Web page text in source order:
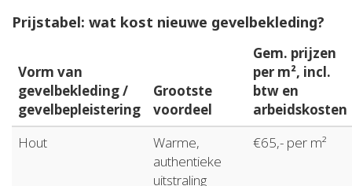
Prijstabel: wat kost nieuwe gevelbekleding?
Vorm van
gevelbekleding /
gevelbepleistering
Grootste
voordeel
Gem. prijzen
per m², incl.
btw en
arbeidskosten
Hout
Warme,
authentieke
uitstraling
€65,- per m²